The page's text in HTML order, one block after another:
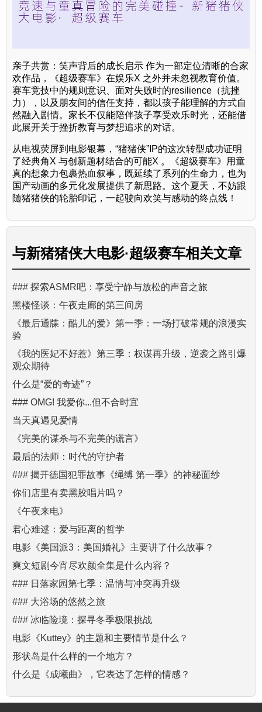
亲子共赏：笑声背后的成长启示 作为一部定位清晰的合家
欢作品，《超级赛车》在娱乐X 之外并未忽视教育价值。
赛车竞技中的规则意识、面对失败时的resilience（抗挫
力），以及朋友间的信任支持，都以孩子能理解的方式自
然融入剧情。家长不仅能陪伴孩子享受欢乐时光，还能借
此展开关于挫折教育与梦想追求的对话。
从电视荧屏到电影银幕，“猪猪侠”IP的这次转型成功证明
了经典角X 与创新题材结合的可能X 。《超级赛车》用童
真的想象力包裹热血叙事，既延续了系列的生命力，也为
国产动画的多元化发展提供了新思路。这个夏天，不妨跟
随猪猪侠的轮胎印记，一起驶向欢笑与感动的终点线！
与新猪猪侠大电影·超级赛车相关文章
### 探索ASMR吧：享受宁静与放松的声音之旅
黑楼怪谈：午夜走廊的第三间房
《最后通牒：酷儿的爱》第一季：一场打破常规的浪漫实
验
《我的医妃不好惹》第三季：权谋再升级，逆袭之路引爆
观众期待
什么是“爱的奇迹”？
### OMG! 我爱你...但不合时宜
当天真遇见爱情
《完美的谋杀与不完美的谎言》
最后的法师：时代的守护者
### 揭开德国犯罪故事《绳缚 第一季》的神秘面纱
你们店里有卖黑胶唱片吗？
《午夜来电》
君心难逑：爱与距离的哲学
电影《美国派3：美国婚礼》主要讲了什么故事？
爽文短剧今宵尽欢颜全集是什么内容？
### 日落家园第七季：温情与冲突再升级
### 大浴场的悠然之旅
### 冰临险境：探寻冬季极限挑战
电影《Kuttey》的主题和主要情节是什么？
形状岛是什么样的一个地方？
什么是《成曦曲》，它表达了怎样的情感？